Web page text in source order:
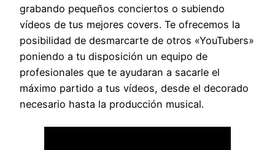
grabando pequeños conciertos o subiendo
vídeos de tus mejores covers. Te ofrecemos la
posibilidad de desmarcarte de otros «YouTubers»
poniendo a tu disposición un equipo de
profesionales que te ayudaran a sacarle el
máximo partido a tus vídeos, desde el decorado
necesario hasta la producción musical.